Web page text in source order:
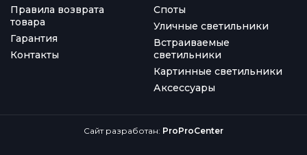
Правила возврата
товара
Гарантия
Контакты
Споты
Уличные светильники
Встраиваемые
светильники
Картинные светильники
Аксессуары
Сайт разработан: ProProCenter